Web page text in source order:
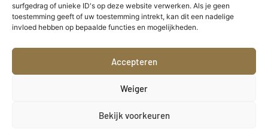
surfgedrag of unieke ID's op deze website verwerken. Als je geen
toestemming geeft of uw toestemming intrekt, kan dit een nadelige
invloed hebben op bepaalde functies en mogelijkheden.
Accepteren
Weiger
Bekijk voorkeuren
KVK Tienen Official
Bergévest 12
3300 Tienen
E-mail: